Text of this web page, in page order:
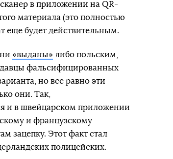
в приложении на QR-
материала (это полностью
еще будет действительным.
«выданы» либо польским,
фальсифицированных
но все равно эти
они. Так,
и в швейцарском приложении
и французскому
зацепку. Этот факт стал
полицейских.